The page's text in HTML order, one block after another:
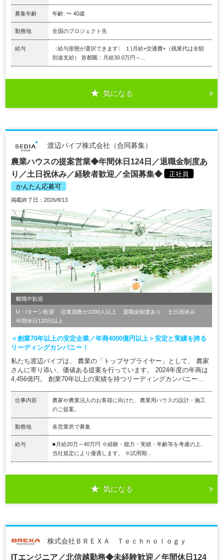
募集年齢 年齢: 〜 40歳
勤務地 全国のプロジェクト先
給与
〈給与形態が選択できます〉 １)月給+交通費+（残業代は全額
別途支給） 首都圏：月給30.0万円～...
気になる
渡辺パイプ株式会社（合同募集）
農業ハウスの提案営業◆年間休日124日／退職金制度あ
り／土日祝休み／経験者歓迎／全国募集◆
正社員
かんたん応募可
掲載終了日：2026/8/13
離職中歓迎
U・Iターン歓迎 従業員数が1000人以上 退職金制度あり
土日祝休み
年間休日120日以上
＜創業70年以上の安定企業／年商4000億円以上＞安定と実績を誇る
リーディングカンパニー！
私たち渡辺パイプは、 農業の「トップサプライヤー」として、 農家
さんに寄り添い、価値ある提案を行っています。 2024年度の年商は
4,456億円。 創業70年以上の実績を持つリーディングカンパニー...
仕事内容
農家や農業法人のお客様に向けた、農業用ハウスの設計・施工
のご提案。
勤務地 各営業所で募集
給与
■月給20万～40万円 ※経験・能力・実績・年齢等を考慮の上、
当社規定により優遇します。 ※試用期...
気になる
株式会社ＢＲＥＸＡ Ｔｅｃｈｎｏｌｏｇｙ
ITエンジニア／北信越勤務◆未経験歓迎／年間休日124